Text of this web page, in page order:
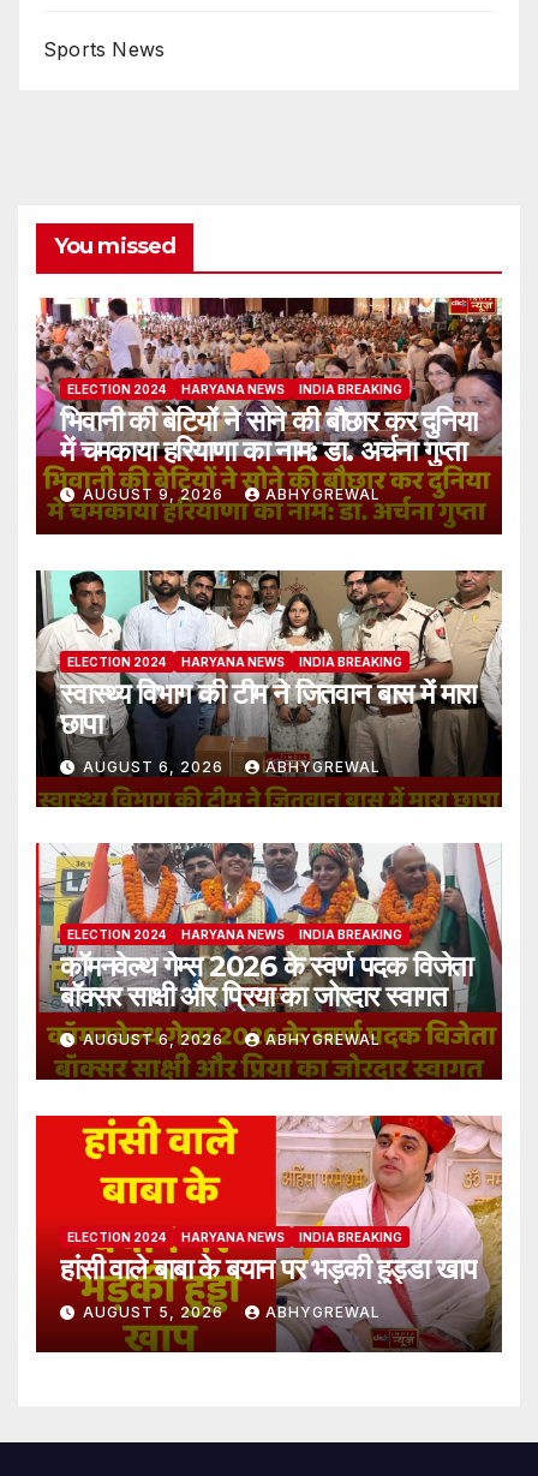
Sports News
You missed
ELECTION 2024 HARYANA NEWS INDIA BREAKING
भिवानी की बेटियों ने सोने की बौछार कर दुनिया
में चमकाया हरियाणा का नाम: डा. अर्चना गुप्ता
AUGUST 9, 2026 ABHYGREWAL
ELECTION 2024 HARYANA NEWS INDIA BREAKING
स्वास्थ्य विभाग की टीम ने जितवान बास में मारा
छापा
AUGUST 6, 2026 ABHYGREWAL
ELECTION 2024 HARYANA NEWS INDIA BREAKING
कॉमनवेल्थ गेम्स 2026 के स्वर्ण पदक विजेता
बॉक्सर साक्षी और प्रिया का जोरदार स्वागत
AUGUST 6, 2026 ABHYGREWAL
ELECTION 2024 HARYANA NEWS INDIA BREAKING
हांसी वाले बाबा के बयान पर भड़की हुड्डा खाप
AUGUST 5, 2026 ABHYGREWAL